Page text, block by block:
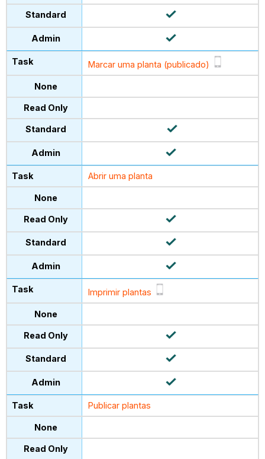
Marcar uma planta (publicado)
Abrir uma planta
Imprimir plantas
Publicar plantas